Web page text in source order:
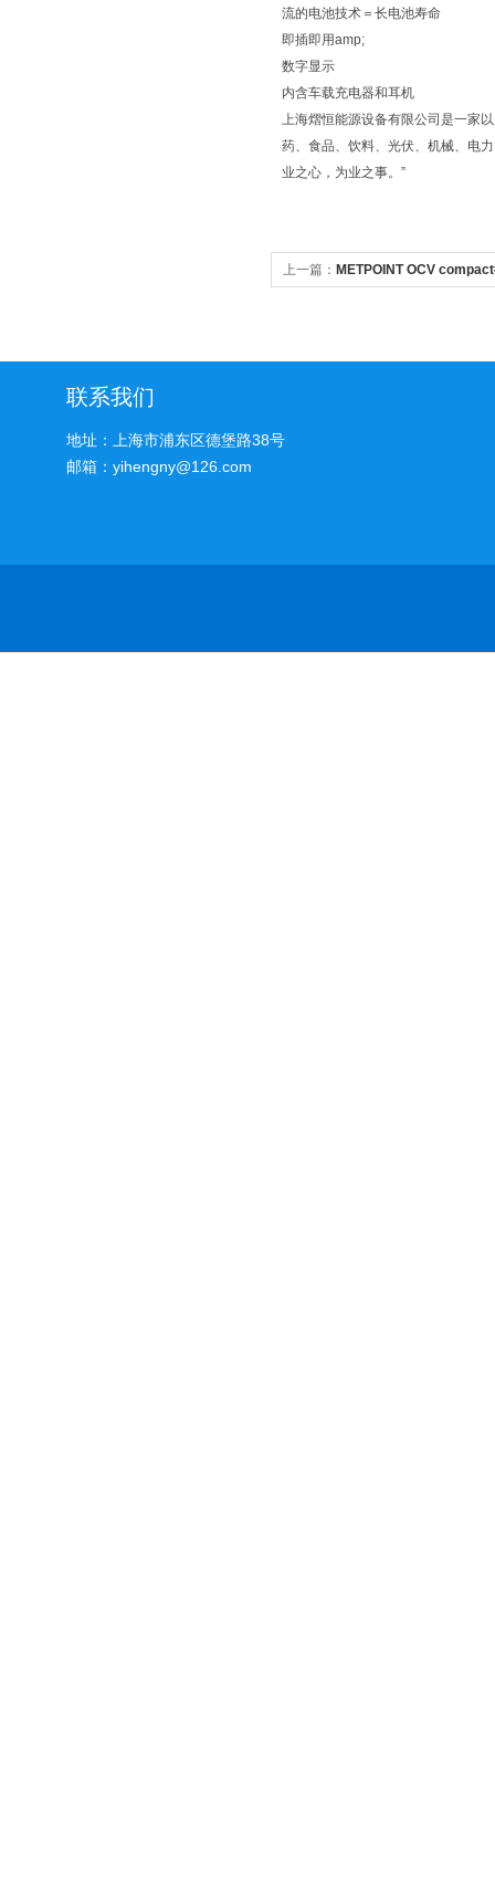
流的电池技术＝长电池寿命
即插即用amp;
数字显示
内含车载充电器和耳机
上海熠恒能源设备有限公司是一家
药、食品、饮料、光伏、机械、电
业之心，为业之事。”
上一篇： METPOINT OCV
联系我们
地址：上海市浦东区德堡路38号
邮箱：yihengny@126.com